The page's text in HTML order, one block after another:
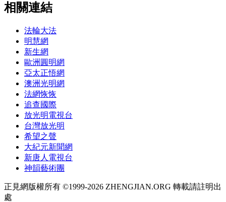
相關連結
法輪大法
明慧網
新生網
歐洲圓明網
亞太正悟網
澳洲光明網
法網恢恢
追查國際
放光明電視台
台灣放光明
希望之聲
大紀元新聞網
新唐人電視台
神韻藝術團
正見網版權所有 ©1999-2026 ZHENGJIAN.ORG 轉載請註明出
處